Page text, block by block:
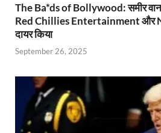
The Ba*ds of Bollywood: समीर
Red Chillies Entertainment और
दायर किया
September 26, 2025